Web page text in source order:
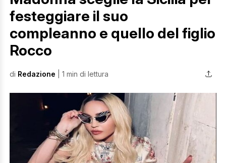
festeggiare il suo
compleanno e quello del figlio
Rocco
di Redazione | 1 min di lettura